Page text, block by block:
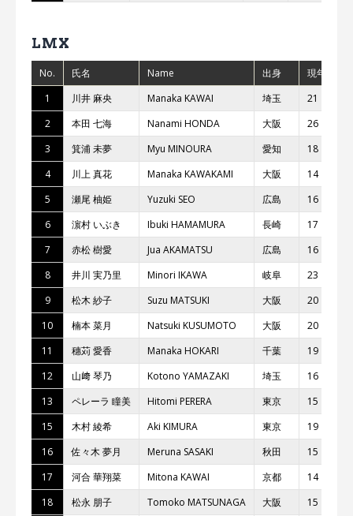
LMX
No. 氏名 Name 出身 現年齢
1
川井 ⿇央 Manaka KAWAI 埼⽟ 21
2
本⽥ 七海 Nanami HONDA ⼤阪 26
3
箕浦 未夢 Myu MINOURA 愛知 18
4
川上 真花 Manaka KAWAKAMI ⼤阪 14
5
瀬尾 柚姫 Yuzuki SEO 広島 16
6
濵村 いぶき Ibuki HAMAMURA ⻑崎 17
7
⾚松 樹愛 Jua AKAMATSU 広島 16
8
井川 実乃⾥ Minori IKAWA 岐⾩ 23
9
松⽊ 紗⼦ Suzu MATSUKI ⼤阪 20
10
楠本 菜⽉ Natsuki KUSUMOTO ⼤阪
20
11
穗苅 愛⾹ Manaka HOKARI 千葉 19
12
⼭﨑 琴乃 Kotono YAMAZAKI 埼⽟ 16
13
ペレーラ 瞳美 Hitomi PERERA 東京
15
15
⽊村 綾希 Aki KIMURA 東京 19
16
佐々⽊ 夢⽉ Meruna SASAKI 秋⽥ 15
17
河合 華翔菜 Mitona KAWAI 京都 14
18
松永 朋⼦ Tomoko MATSUNAGA ⼤阪 15